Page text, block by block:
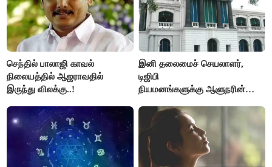
செந்தில் பாலாஜி காவல்
நிலையத்தில் ஆஜராவதில்
இருந்து விலக்கு..!
இனி தலைமைச் செயலாளர்,
டிஜிபி
நியமனங்களுக்கு ஆளுநரின்
தமிழ்நாடு அரசு அதிரடி..!